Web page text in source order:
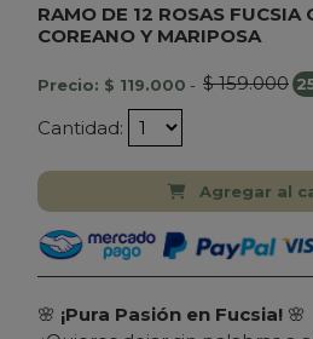
RAMO DE 12 ROSAS FUCSIA
COREANO Y MARIPOSA
Precio: $ 119.000 - $ 159.000
Cantidad:
Agregar al
🌸 ¡Pura Pasión en Fucsia! 🌸